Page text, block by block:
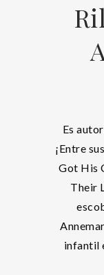
Es
¡Entre
Got His
Their
infantil